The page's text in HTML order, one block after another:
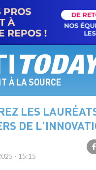
À LA SOURCE
LES
DE
- 15:15